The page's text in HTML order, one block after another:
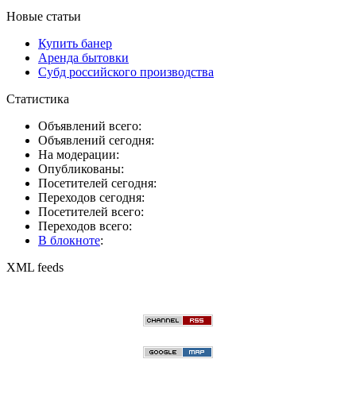
Новые статьи
Купить банер
Аренда бытовки
Субд российского производства
Статистика
Объявлений всего:
Объявлений сегодня:
На модерации:
Опубликованы:
Посетителей сегодня:
Переходов сегодня:
Посетителей всего:
Переходов всего:
В блокноте:
XML feeds